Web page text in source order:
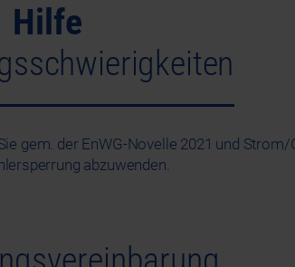
Hilfe
gem. der EnWG-Novelle 2021 und
abzuwenden.